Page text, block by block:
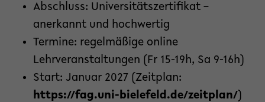
Abschluss: Universitätszertifikat –
anerkannt und hochwertig
Termine: regelmäßige online
Lehrveranstaltungen (Fr 15-19h, Sa 9-16h)
Start: Januar 2027 (Zeitplan:
https://fag.uni-bielefeld.de/zeitplan/)